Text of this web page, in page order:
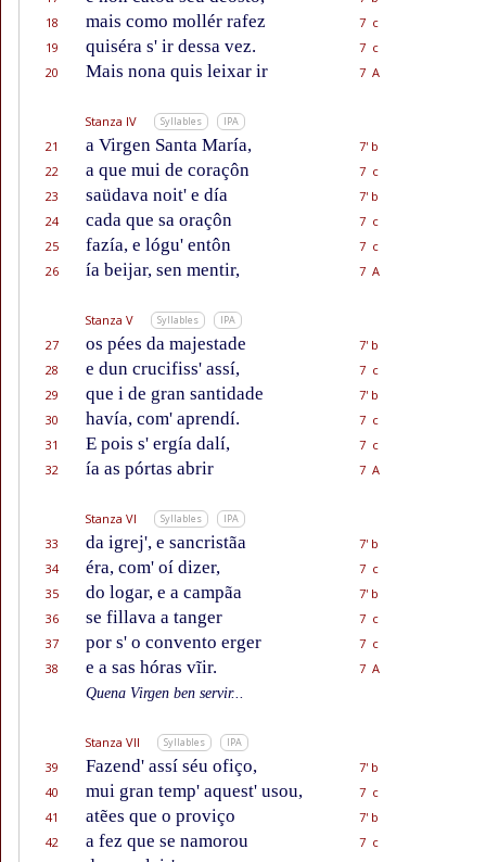
18
mais como mollér rafez
7 c
19
quiséra s' ir dessa vez.
7 c
20
Mais nona quis leixar ir 7 A
Stanza IV Syllables IPA
21 a Virgen Santa María,
7' b
22
a que mui de coraçôn
7 c
23
saüdava noit' e día
7' b
24
cada que sa oraçôn
7 c
25
fazía, e lógu' entôn
7 c
26
ía beijar, sen mentir, 7 A
Stanza V Syllables IPA
27 os pées da majestade
7' b
28
e dun crucifiss' assí,
7 c
29
que i de gran santidade
7' b
30
havía, com' aprendí.
7 c
31
E pois s' ergía dalí,
7 c
32
ía as pórtas abrir 7 A
Stanza VI Syllables IPA
33 da igrej', e sancristãa
7' b
34
éra, com' oí dizer,
7 c
35
do logar, e a campãa
7' b
36
se fillava a tanger
7 c
37
por s' o convento erger
7 c
38
e a sas hóras vĩir.
7 A
Quena Virgen ben servir...
Stanza VII Syllables IPA
39 Fazend' assí séu ofiço,
7' b
40
mui gran temp' aquest' usou,
7 c
41
atẽes que o proviço
7' b
42
a fez que se namorou
7 c